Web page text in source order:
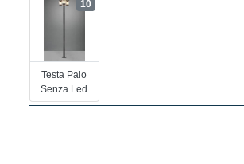
Testa Palo
Senza Led
10